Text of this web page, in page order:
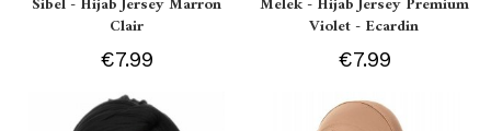
Clair
€7.99
Violet - Ecardin
€7.99